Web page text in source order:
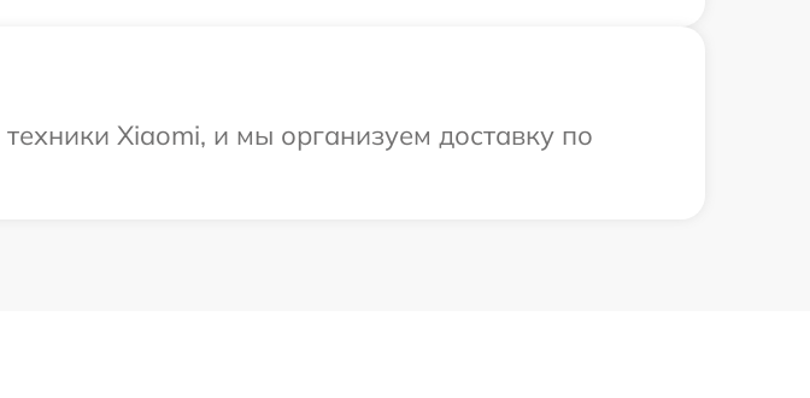
Xiaomi, и мы организуем доставку по